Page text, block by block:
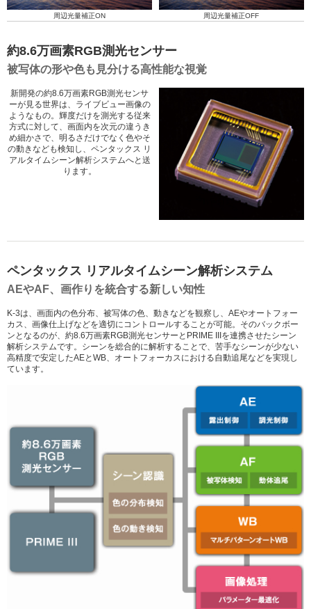
周辺光量補正ON 周辺光量補正OFF
約8.6万画素RGB測光センサー
被写体の形や色も見分ける高性能な視覚
新開発の約8.6万画素RGB測光センサ
ーが見る世界は、ライブビュー画像の
ようなもの。輝度だけを測光する従来
方式に対して、画面内を次元の違うき
め細かさで、明るさだけでなく色やそ
の動きなども検知し、ペンタックス リ
アルタイムシーン解析システムへと送
ります。
ペンタックス リアルタイムシーン解析システム
AEやAF、画作りを統合する新しい知性
K-3は、画面内の色分布、被写体の色、動きなどを観察し、AEやオートフォー
カス、画像仕上げなどを適切にコントロールすることが可能。そのバックボー
ンとなるのが、約8.6万画素RGB測光センサーとPRIME IIIを連携させたシーン
解析システムです。シーンを総合的に解析することで、苦手なシーンが少ない
高精度で安定したAEとWB、オートフォーカスにおける自動追尾などを実現し
ています。